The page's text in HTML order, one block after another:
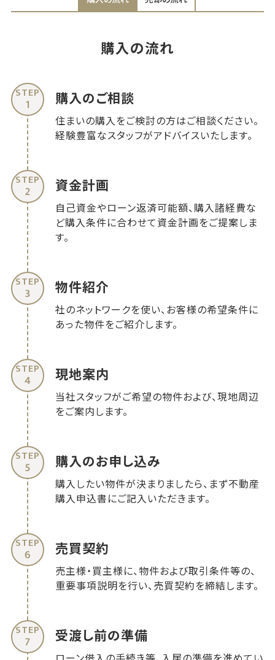
購入の流れ
1 購入のご相談
住まいの購入をご検討の方はご相談ください。
経験豊富なスタッフがアドバイスいたします。
2 資金計画
自己資金やローン返済可能額、購入諸経費な
ど購入条件に合わせて資金計画をご提案しま
す。
3 物件紹介
社のネットワークを使い、お客様の希望条件に
あった物件をご紹介します。
4 現地案内
当社スタッフがご希望の物件および、現地周辺
をご案内します。
5 購入のお申し込み
購入したい物件が決まりましたら、まず不動産
購入申込書にご記入いただきます。
6 売買契約
売主様・買主様に、物件および取引条件等の、
重要事項説明を行い、売買契約を締結します。
7 受渡し前の準備